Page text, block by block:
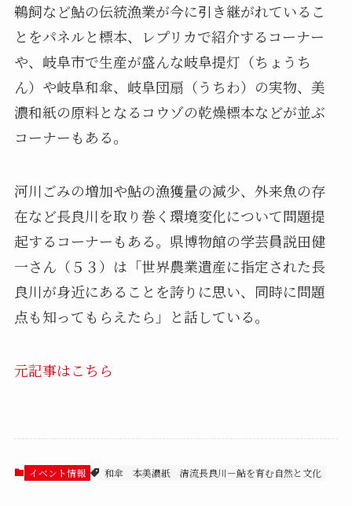
鵜飼など鮎の伝統漁業が今に引き継がれているこ
とをパネルと標本、レプリカで紹介するコーナー
や、岐阜市で生産が盛んな岐阜提灯（ちょうち
ん）や岐阜和傘、岐阜団扇（うちわ）の実物、美
濃和紙の原料となるコウゾの乾燥標本などが並ぶ
コーナーもある。
河川ごみの増加や鮎の漁獲量の減少、外来魚の存
在など長良川を取り巻く環境変化について問題提
起するコーナーもある。県博物館の学芸員説田健
一さん（５３）は「世界農業遺産に指定された長
良川が身近にあることを誇りに思い、同時に問題
点も知ってもらえたら」と話している。
元記事はこちら
イベント情報 和傘 本美濃紙 清流長良川－鮎を育む自然と文化